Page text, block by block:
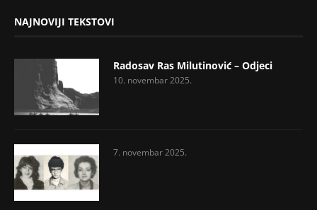
NAJNOVIJI TEKSTOVI
Radosav Ras Milutinović – Odjeci
10. novembar 2025.
7. novembar 2025.